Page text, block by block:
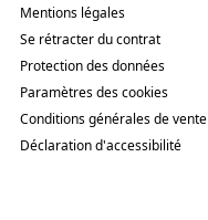
Mentions légales
Se rétracter du contrat
Protection des données
Paramètres des cookies
Conditions générales de vente
Déclaration d'accessibilité